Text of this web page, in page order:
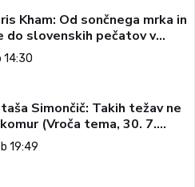
Kham: Od sončnega mrka in
do slovenskih pečatov v
tema, 2. 8. 2026)
14:30
Simončič: Takih težav ne
(Vroča tema, 30. 7.
19:49